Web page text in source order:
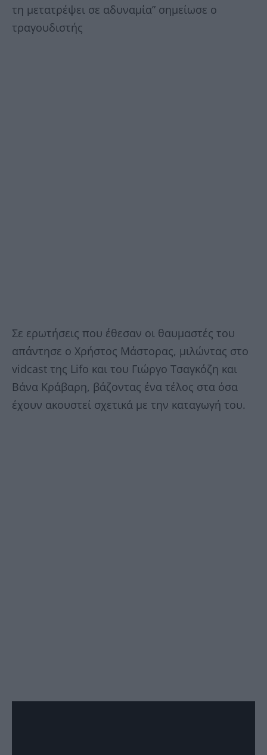
τη μετατρέψει σε αδυναμία” σημείωσε ο
τραγουδιστής
Σε ερωτήσεις που έθεσαν οι θαυμαστές του
απάντησε ο Χρήστος Μάστορας, μιλώντας στο
vidcast της Lifo και του Γιώργο Τσαγκόζη και
Βάνα Κράβαρη, βάζοντας ένα τέλος στα όσα
έχουν ακουστεί σχετικά με την καταγωγή του.